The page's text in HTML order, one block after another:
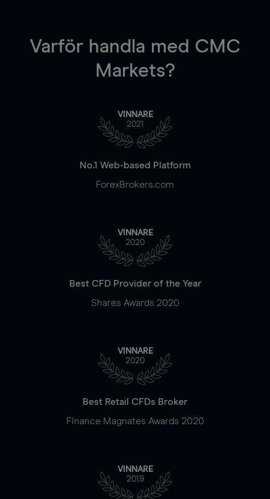
Varför handla med CMC
Markets?
VINNARE
2021
No.1 Web-based Platform
ForexBrokers.com
VINNARE
2020
Best CFD Provider of the Year
Shares Awards 2020
VINNARE
2020
Best Retail CFDs Broker
Finance Magnates Awards 2020
VINNARE
2019